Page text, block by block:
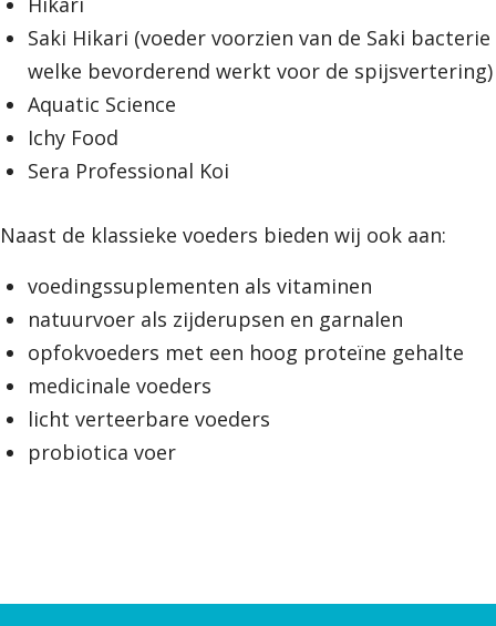
Saki Hikari (voeder voorzien van de Saki bacterie
welke bevorderend werkt voor de spijsvertering)
Aquatic Science
Ichy Food
Sera Professional Koi
Naast de klassieke voeders bieden wij ook aan:
voedingssuplementen als vitaminen
natuurvoer als zijderupsen en garnalen
opfokvoeders met een hoog proteïne gehalte
medicinale voeders
licht verteerbare voeders
probiotica voer